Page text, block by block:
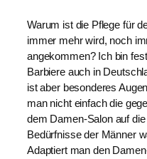
Warum ist die Pflege für
immer mehr wird, noch
angekommen? Ich bin
Barbiere auch in
ist aber besonderes
man nicht einfach die
dem Damen-Salon auf
Bedürfnisse der Männer
Adaptiert man den